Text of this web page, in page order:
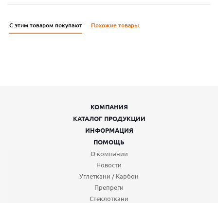
С этим товаром покупают Похожие товары
КОМПАНИЯ
КАТАЛОГ ПРОДУКЦИИ
ИНФОРМАЦИЯ
ПОМОЩЬ
О компании
Новости
Углеткани / Карбон
Препреги
Стеклоткани